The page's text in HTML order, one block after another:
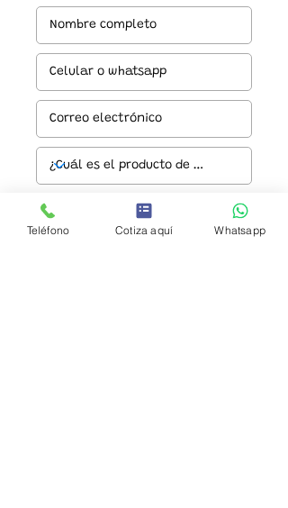
Teléfono Cotiza aquí Whatsapp